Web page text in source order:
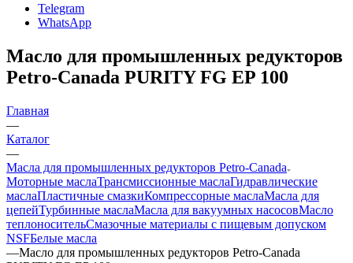
Telegram
WhatsApp
Масло для промышленных редукторов
Petro-Canada PURITY FG EP 100
Главная
—
Каталог
—
Масла для промышленных редукторов Petro-Canada
Моторные маслаТрансмиссионные маслаГидравлические
маслаПластичные смазкиКомпрессорные маслаМасла для
цепейТурбинные маслаМасла для вакуумных насосовМасло
теплоносительСмазочные материалы с пищевым допуском
NSFБелые масла
—Масло для промышленных редукторов Petro-Canada